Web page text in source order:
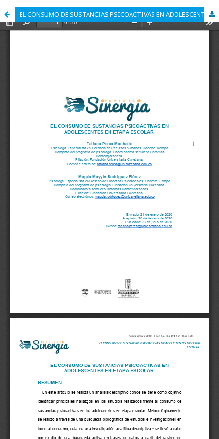
EL CONSUMO DE SUSTANCIAS PSICOACTIVAS EN ADOLESCENTES EN ETAPA ESCOLAR.